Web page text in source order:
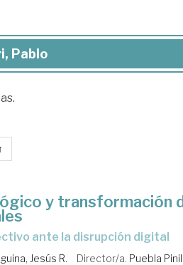
Pablo
↑
y transformación
ante la disrupción digital
Jesús R. Director/a. Puebla